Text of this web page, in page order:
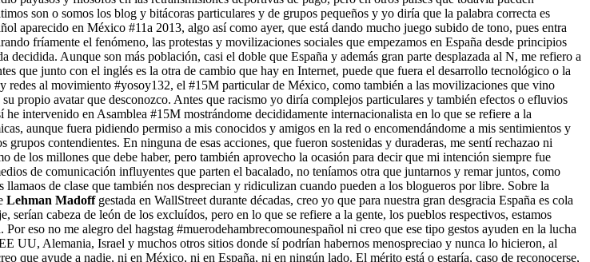
son o somos los blog y bitácoras particulares y de grupos pequeños y yo diría que la palabra correcta es
aparecido en México #11a 2013, algo así como ayer, que está dando mucho juego subido de tono, pues entra
fríamente el fenómeno, las protestas y movilizaciones sociales que empezamos en España desde principios
Aunque son más población, casi el doble que España y además gran parte desplazada al N, me refiero a
que junto con el inglés es la otra de cambio que hay en Internet, puede que fuera el desarrollo tecnológico o la
redes al movimiento #yosoy132, el #15M particular de México, como también a las movilizaciones que vino
propio avatar que desconozco. Antes que racismo yo diría complejos particulares y también efectos o efluvios
intervenido en Asamblea #15M mostrándome decididamente internacionalista en lo que se refiere a la
aunque fuera pidiendo permiso a mis conocidos y amigos en la red o encomendándome a mis sentimientos y
contendientes. En ninguna de esas acciones, que fueron sostenidas y duraderas, me sentí rechazao ni
los millones que debe haber, pero también aprovecho la ocasión para decir que mi intención siempre fue
de comunicación influyentes que parten el bacalado, no teníamos otra que juntarnos y remar juntos, como
de clase que también nos desprecian y ridiculizan cuando pueden a los blogueros por libre. Sobre la
Lehman Madoffgestada en WallStreet durante décadas, creo yo que para nuestra gran desgracia España es cola
cabeza de león de los excluídos, pero en lo que se refiere a la gente, los pueblos respectivos, estamos
eso no me alegro del hagstag #muerodehambrecomounespañol ni creo que ese tipo gestos ayuden en la lucha
UU, Alemania, Israel y muchos otros sitios donde sí podrían habernos menospreciao y nunca lo hicieron, al
que ayude a nadie, ni en México, ni en España, ni en ningún lado. El mérito está o estaría, caso de reconocerse,